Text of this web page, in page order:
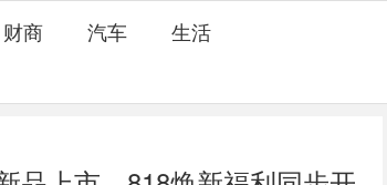
财商 汽车 生活